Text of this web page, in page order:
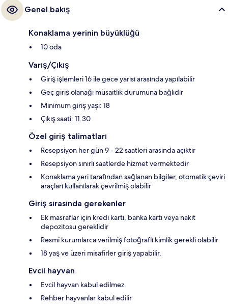
Genel bakış
Konaklama yerinin büyüklüğü
10 oda
Varış/Çıkış
Giriş işlemleri 16 ile gece yarısı arasında yapılabilir
Geç giriş olanağı müsaitlik durumuna bağlıdır
Minimum giriş yaşı: 18
Çıkış saati: 11.30
Özel giriş talimatları
Resepsiyon her gün 9 - 22 saatleri arasında açıktır
Resepsiyon sınırlı saatlerde hizmet vermektedir
Konaklama yeri tarafından sağlanan bilgiler, otomatik çeviri
araçları kullanılarak çevrilmiş olabilir
Giriş sırasında gerekenler
Ek masraflar için kredi kartı, banka kartı veya nakit
depozitosu gereklidir
Resmi kurumlarca verilmiş fotoğraflı kimlik gerekli olabilir
18 yaş ve üzeri misafirler giriş yapabilir.
Evcil hayvan
Evcil hayvan kabul edilmez.
Rehber hayvanlar kabul edilir